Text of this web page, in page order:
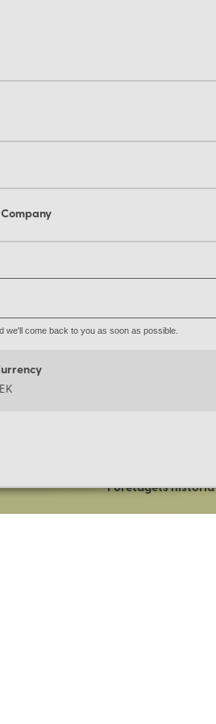
Company
we'll come back to you as soon as possible.
Företagets historia